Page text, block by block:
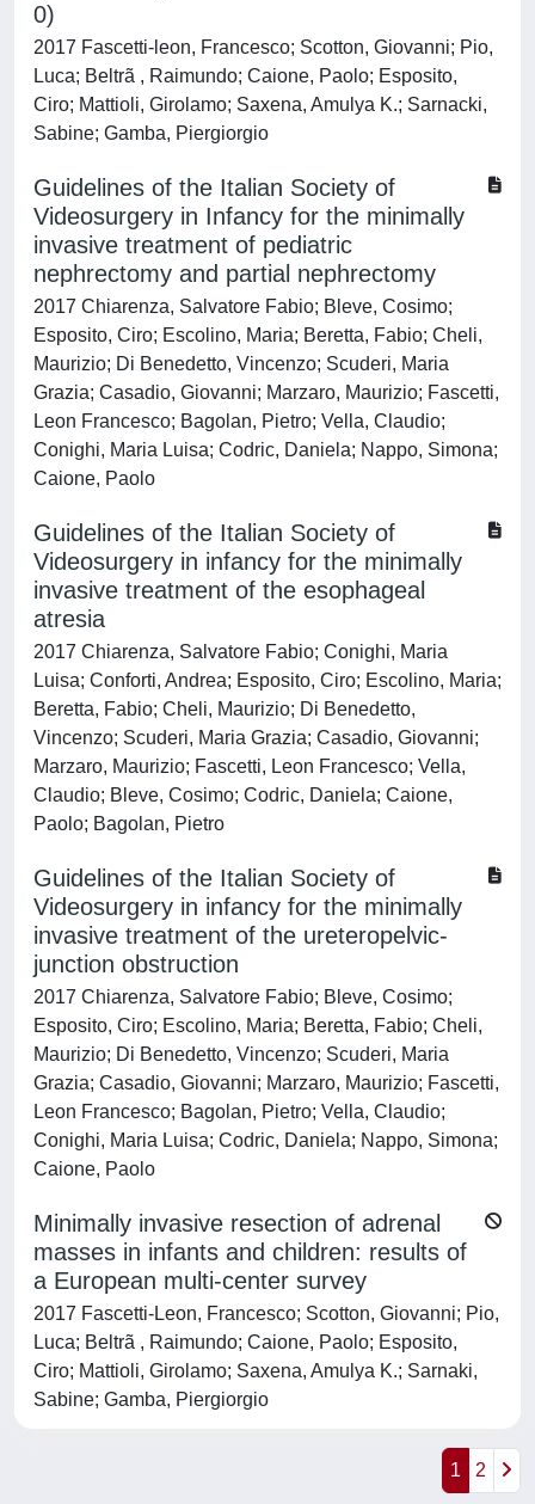
0)
2017 Fascetti-leon, Francesco; Scotton, Giovanni; Pio,
Luca; Beltrã , Raimundo; Caione, Paolo; Esposito,
Ciro; Mattioli, Girolamo; Saxena, Amulya K.; Sarnacki,
Sabine; Gamba, Piergiorgio
Guidelines of the Italian Society of
Videosurgery in Infancy for the minimally
invasive treatment of pediatric
nephrectomy and partial nephrectomy
2017 Chiarenza, Salvatore Fabio; Bleve, Cosimo;
Esposito, Ciro; Escolino, Maria; Beretta, Fabio; Cheli,
Maurizio; Di Benedetto, Vincenzo; Scuderi, Maria
Grazia; Casadio, Giovanni; Marzaro, Maurizio; Fascetti,
Leon Francesco; Bagolan, Pietro; Vella, Claudio;
Conighi, Maria Luisa; Codric, Daniela; Nappo, Simona;
Caione, Paolo
Guidelines of the Italian Society of
Videosurgery in infancy for the minimally
invasive treatment of the esophageal
atresia
2017 Chiarenza, Salvatore Fabio; Conighi, Maria
Luisa; Conforti, Andrea; Esposito, Ciro; Escolino, Maria;
Beretta, Fabio; Cheli, Maurizio; Di Benedetto,
Vincenzo; Scuderi, Maria Grazia; Casadio, Giovanni;
Marzaro, Maurizio; Fascetti, Leon Francesco; Vella,
Claudio; Bleve, Cosimo; Codric, Daniela; Caione,
Paolo; Bagolan, Pietro
Guidelines of the Italian Society of
Videosurgery in infancy for the minimally
invasive treatment of the ureteropelvic-
junction obstruction
2017 Chiarenza, Salvatore Fabio; Bleve, Cosimo;
Esposito, Ciro; Escolino, Maria; Beretta, Fabio; Cheli,
Maurizio; Di Benedetto, Vincenzo; Scuderi, Maria
Grazia; Casadio, Giovanni; Marzaro, Maurizio; Fascetti,
Leon Francesco; Bagolan, Pietro; Vella, Claudio;
Conighi, Maria Luisa; Codric, Daniela; Nappo, Simona;
Caione, Paolo
Minimally invasive resection of adrenal
masses in infants and children: results of
a European multi-center survey
2017 Fascetti-Leon, Francesco; Scotton, Giovanni; Pio,
Luca; Beltrã , Raimundo; Caione, Paolo; Esposito,
Ciro; Mattioli, Girolamo; Saxena, Amulya K.; Sarnaki,
Sabine; Gamba, Piergiorgio
1 2